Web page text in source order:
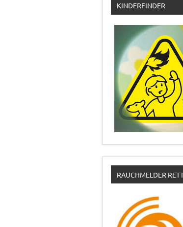
KINDERFINDER
RAUCHMELDER